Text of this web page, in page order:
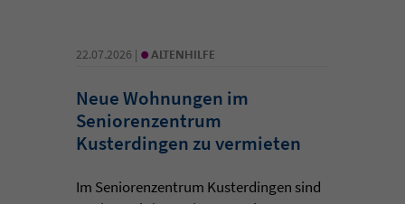
22.07.2026 | • ALTENHILFE
Neue Wohnungen im
Seniorenzentrum
Kusterdingen zu vermieten
Im Seniorenzentrum Kusterdingen sind